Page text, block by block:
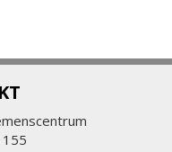
155